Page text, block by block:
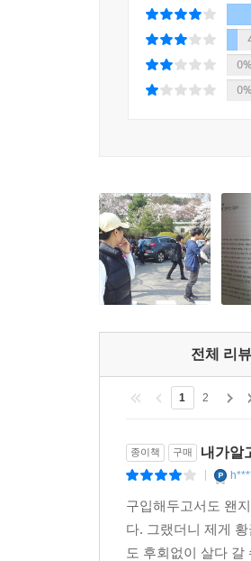
순간조차 기쁨을 누릴 수
“나는 알고 있지. 그러
기만 하면 돼. 이야기도
---본문 중에서
다닐 수 있을 때 많이
작건 여행을 다녔던 경
이런 말을 했다. “주방
여섯, 작게 생각하라
만족감을 주는 삶을 살
짧다고 생각했기 때문
소중했음을 깨닫는다.
생각지도 않았던 편지 한
일상이 소소한 기쁨들
이렇게 작은 기쁨들에
조언들이 ‘이미 일어난
- 다니엘 핑크, 《새로운
《내가 알고 있는 걸 당
· 귀한 지혜들이 사라지
- 헤롤드 쿠시너, 《착한
'가장 현명한 사람들’이
칼럼리스트 애이미 디킨
0%
0%
전체 리뷰
1 2
종이책 구매 내가알
구입해두고서도 왠
다. 그랬더니 제게
도 후회없이 살다